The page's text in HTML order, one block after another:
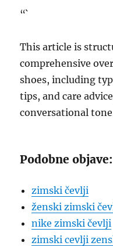
“`
This article is
comprehensive
shoes, including
tips, and care
conversational
Podobne objave:
zimski čevlji
ženski zimski
nike zimski čevlji
zimski cevlji